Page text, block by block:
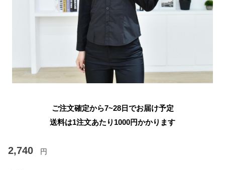
ご注文確定から7~28日でお届け予定
送料は1注文あたり 1000円かかります
2,740 円